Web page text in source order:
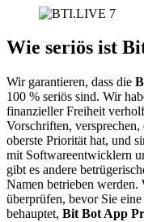
Wie seriös ist
Wir garantieren, dass die
100 % seriös sind. Wir
finanzieller Freiheit
Vorschriften, versprechen,
oberste Priorität hat, und
mit Softwareentwicklern
gibt es andere
Namen betrieben werden.
überprüfen, bevor Sie
behauptet, Bit Bot App